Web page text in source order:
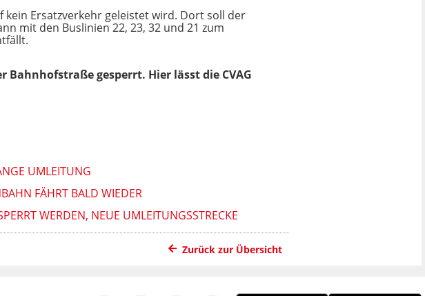
kein Ersatzverkehr geleistet wird. Dort soll der
mit den Buslinien 22, 23, 32 und 21 zum
Bahnhofstraße gesperrt. Hier lässt die CVAG
UMLEITUNG
FÄHRT BALD WIEDER
WERDEN, NEUE UMLEITUNGSSTRECKE
Zurück zur Übersicht